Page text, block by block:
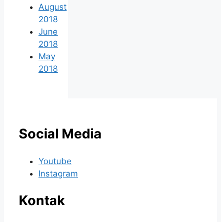
August
2018
June
2018
May
2018
Social Media
Youtube
Instagram
Kontak